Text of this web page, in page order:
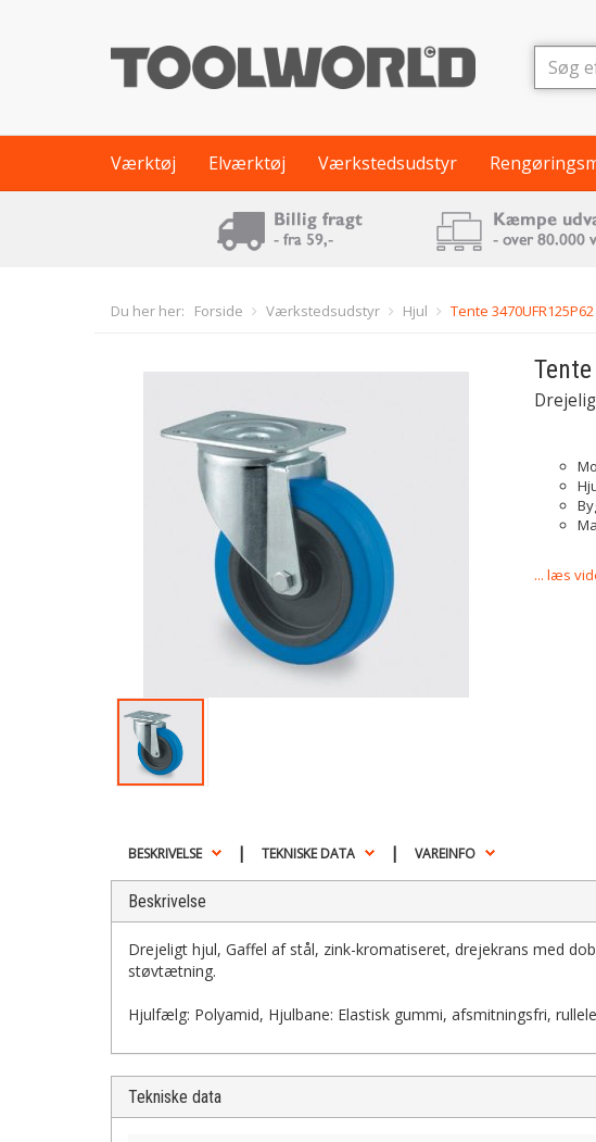
Værktøj Elværktøj Værkstedsudstyr
Du her her: Forside Værkstedsudstyr Hjul Tente 3470UFR125P62
Tente
... læs
BESKRIVELSE | TEKNISKE DATA | VAREINFO
Beskrivelse
Drejeligt hjul, Gaffel af stål, zink-kromatiseret, drejekrans med
støvtætning.
Hjulfælg: Polyamid, Hjulbane: Elastisk gummi, afsmitningsfri,
Tekniske data